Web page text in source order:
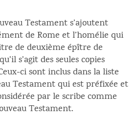
Testament s’ajoutent
de Rome et l’homélie qui
de deuxième épître de
s’agit des seules copies
ci sont inclus dans la liste
Testament qui est préfixée et
par le scribe comme
Testament.